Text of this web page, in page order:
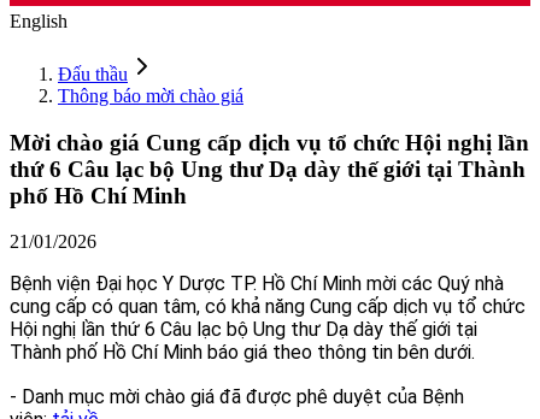
English
Đấu thầu
Thông báo mời chào giá
Mời chào giá Cung cấp dịch vụ tổ chức Hội nghị lần
thứ 6 Câu lạc bộ Ung thư Dạ dày thế giới tại Thành
phố Hồ Chí Minh
21/01/2026
Bệnh viện Đại học Y Dược TP. Hồ Chí Minh mời các Quý nhà
cung cấp có quan tâm, có khả năng Cung cấp dịch vụ tổ chức
Hội nghị lần thứ 6 Câu lạc bộ Ung thư Dạ dày thế giới tại
Thành phố Hồ Chí Minh báo giá theo thông tin bên dưới.
- Danh mục mời chào giá đã được phê duyệt của Bệnh